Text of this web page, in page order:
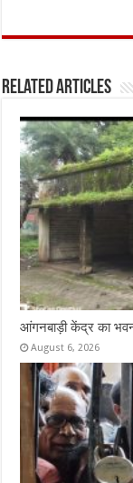
ce
o
o
k
it
r
Related Articles
आंगनबाड़ी केंद्र का
August 6, 2026